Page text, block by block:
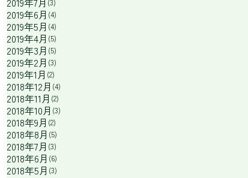
(3)
2019年6月 (4)
2019年5月 (4)
2019年4月 (5)
2019年3月 (5)
2019年2月 (3)
2019年1月 (2)
2018年12月 (4)
2018年11月 (2)
2018年10月 (3)
2018年9月 (2)
2018年8月 (5)
2018年7月 (3)
2018年6月 (6)
2018年5月 (3)